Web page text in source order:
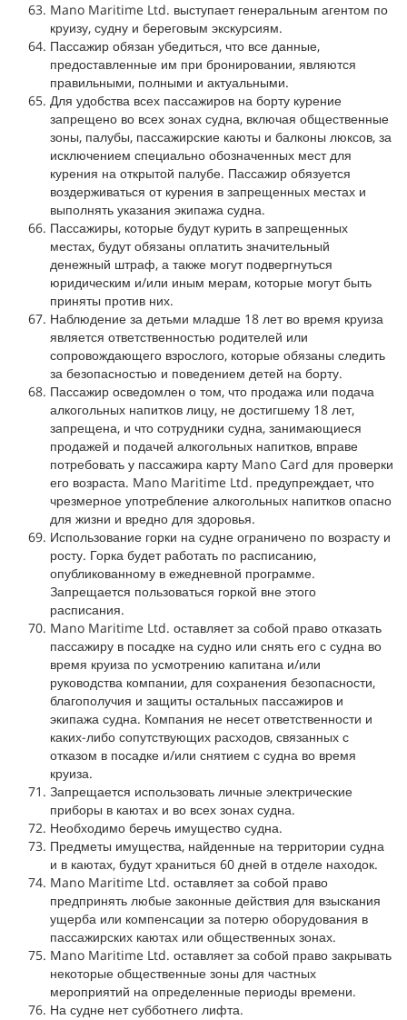
Mano Maritime Ltd. выступает генеральным агентом по
круизу, судну и береговым экскурсиям.
Пассажир обязан убедиться, что все данные,
предоставленные им при бронировании, являются
правильными, полными и актуальными.
Для удобства всех пассажиров на борту курение
запрещено во всех зонах судна, включая общественные
зоны, палубы, пассажирские каюты и балконы люксов, за
исключением специально обозначенных мест для
курения на открытой палубе. Пассажир обязуется
воздерживаться от курения в запрещенных местах и
выполнять указания экипажа судна.
Пассажиры, которые будут курить в запрещенных
местах, будут обязаны оплатить значительный
денежный штраф, а также могут подвергнуться
юридическим и/или иным мерам, которые могут быть
приняты против них.
Наблюдение за детьми младше 18 лет во время круиза
является ответственностью родителей или
сопровождающего взрослого, которые обязаны следить
за безопасностью и поведением детей на борту.
Пассажир осведомлен о том, что продажа или подача
алкогольных напитков лицу, не достигшему 18 лет,
запрещена, и что сотрудники судна, занимающиеся
продажей и подачей алкогольных напитков, вправе
потребовать у пассажира карту Mano Card для проверки
его возраста. Mano Maritime Ltd. предупреждает, что
чрезмерное употребление алкогольных напитков опасно
для жизни и вредно для здоровья.
Использование горки на судне ограничено по возрасту и
росту. Горка будет работать по расписанию,
опубликованному в ежедневной программе.
Запрещается пользоваться горкой вне этого
расписания.
Mano Maritime Ltd. оставляет за собой право отказать
пассажиру в посадке на судно или снять его с судна во
время круиза по усмотрению капитана и/или
руководства компании, для сохранения безопасности,
благополучия и защиты остальных пассажиров и
экипажа судна. Компания не несет ответственности и
каких-либо сопутствующих расходов, связанных с
отказом в посадке и/или снятием с судна во время
круиза.
Запрещается использовать личные электрические
приборы в каютах и во всех зонах судна.
Необходимо беречь имущество судна.
Предметы имущества, найденные на территории судна
и в каютах, будут храниться 60 дней в отделе находок.
Mano Maritime Ltd. оставляет за собой право
предпринять любые законные действия для взыскания
ущерба или компенсации за потерю оборудования в
пассажирских каютах или общественных зонах.
Mano Maritime Ltd. оставляет за собой право закрывать
некоторые общественные зоны для частных
мероприятий на определенные периоды времени.
На судне нет субботнего лифта.